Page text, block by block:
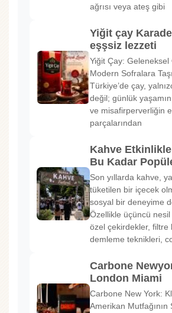
ağrısı veya ateş gibi
Yiğit çay
eşşsiz lezzeti
Yiğit Çay: Geleneksel
Modern Sofralara
Türkiye’de çay,
değil; günlük
ve misafirperverliğin
parçalarından
Kahve
Bu Kadar
Son yıllarda kahve,
tüketilen bir içecek
sosyal bir deneyime
Özellikle üçüncü nesil
özel çekirdekler, filtre
demleme teknikleri,
Carbone
London Miami
Carbone New York:
Amerikan Mutfağının